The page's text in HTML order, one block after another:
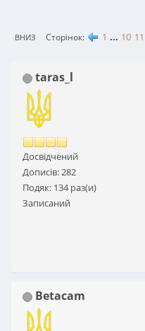
ВНИЗ Сторінок 1 ... 10 11
taras_l
Досвідчений
Дописів: 282
Подяк: 134 раз(и)
Записаний
Betacam